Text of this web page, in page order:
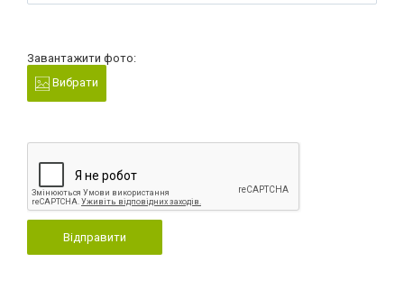
Завантажити фото:
Вибрати
Відправити